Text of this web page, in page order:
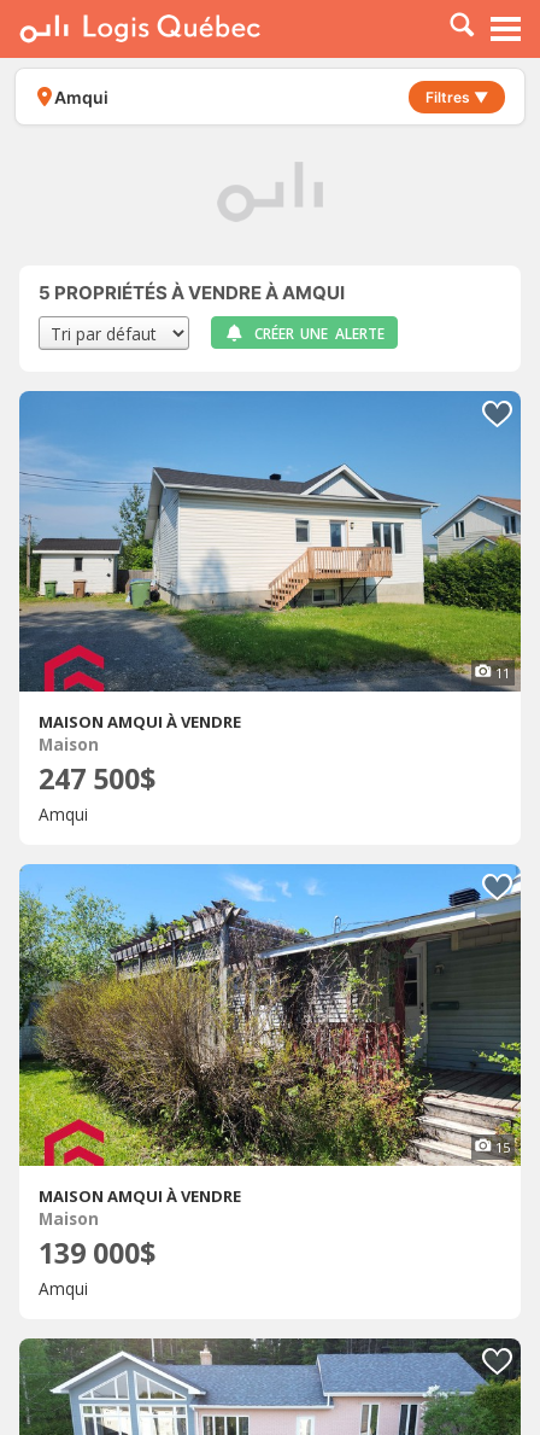
À LOUER
À VENDRE
PLACER UNE ANNONCE
Amqui Filtres ▼
5 PROPRIÉTÉS À VENDRE À AMQUI
CRÉER UNE ALERTE
11
MAISON AMQUI À VENDRE
Maison
247 500$
Amqui
15
MAISON AMQUI À VENDRE
Maison
139 000$
Amqui